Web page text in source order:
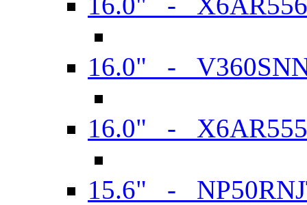
16.0" -
16.0" -
15.6" -